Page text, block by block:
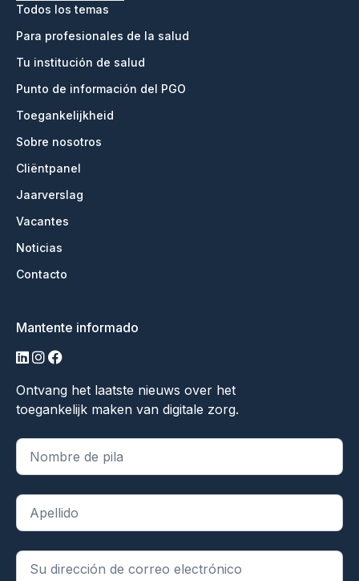
Todos los temas
Para profesionales de la salud
Tu institución de salud
Punto de información del PGO
Toegankelijkheid
Sobre nosotros
Cliëntpanel
Jaarverslag
Vacantes
Noticias
Contacto
Mantente informado
linkedin
instagram
facebook
Ontvang het laatste nieuws over het
toegankelijk maken van digitale zorg.
"*" indica campos obligatorios